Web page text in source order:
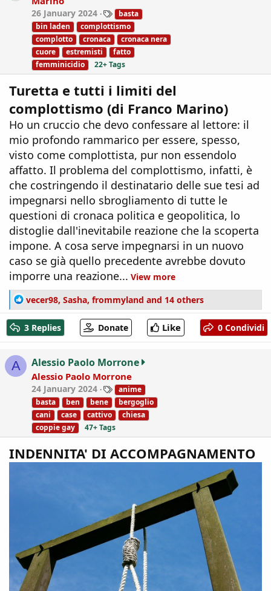
26 January 2024
T
a
g
basta
bin laden
complottismo
complotto
cronaca
cronaca nera
cuore
estremisti
fatto
femminicidio
22+ Tags
Turetta e tutti i limiti del
complottismo (di Franco Marino)
Ho un cruccio che devo confessare al lettore: il
mio profondo rammarico per essere, spesso,
visto come complottista, pur non essendolo
affatto. Il problema del complottismo, infatti, è
che costringendo il destinatario delle sue tesi ad
impegnarsi nello sbrogliamento di tutte le
questioni di cronaca politica e geopolitica, lo
distoglie dall'inevitabile reazione che la scoperta
impone. A cosa serve impegnarsi in un nuovo
caso se già quello precedente avrebbe dovuto
imporre una reazione... View more
R
e
a
c
t
o
vecer98, Sasha, frommyland and 14 others
3 Replies Donate Like 0 Condividi
A Alessio Paolo Morrone
Alessio Paolo Morrone
24 January 2024
T
a
g
anime
basta
ben bene
bergoglio
cani
case cattivo
chiesa
coppie gay
47+ Tags
INDENNITA' DI ACCOMPAGNAMENTO